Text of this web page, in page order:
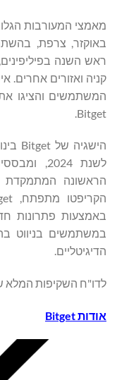
ראש השנה
קניה ואזורים אחרים.
המשתמשים והציגו
Bitget.
לשנת
הראשונה המתמקדת
באמצעות פתרונות
במשתמשים בניווט
הדיגיטליים.
לדו"ח השקיפות המלא של ינואר
אודותBitget